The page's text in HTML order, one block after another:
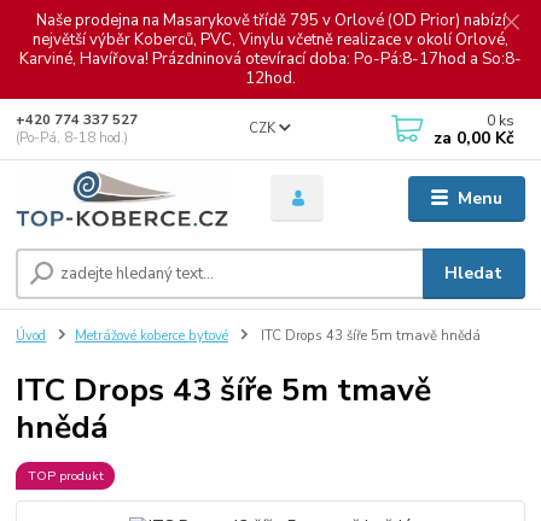
Naše prodejna na Masarykově třídě 795 v Orlové (OD Prior) nabízí
největší výběr Koberců, PVC, Vinylu včetně realizace v okolí Orlové,
Karviné, Havířova! Prázdninová otevírací doba: Po-Pá:8-17hod a So:8-
12hod.
Menu
CZK
Hledat
+420 774 337 527
(Po-Pá, 8-18 hod.)
0 ks
za 0,00 Kč
Úvod Metrážové koberce bytové ITC Drops 43 šíře 5m tmavě hnědá
ITC Drops 43 šíře 5m tmavě
hnědá
TOP produkt